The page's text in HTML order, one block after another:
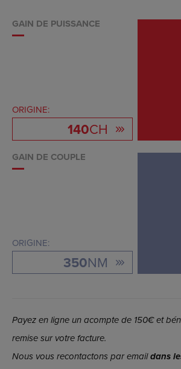
GAIN DE PUISSANCE
ORIGINE:
140CH
GAIN DE COUPLE
ORIGINE:
350NM
Payez en ligne un acompte de 150€ et
remise sur votre facture.
Nous vous recontactons par emaildans